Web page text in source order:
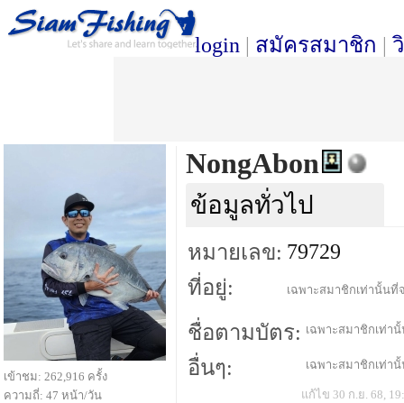
login | สมัครสมาชิก |
NongAbon
ข้อมูลทั่วไป
หมายเลข: 79729
ที่อยู่:
เฉพาะสมาชิกเท่านั้นที่
ชื่อตามบัตร: เฉพาะสมาชิกเท่า
อื่นๆ: เฉพาะสมาชิกเท่า
แก้ไข 30 ก.ย. 68,
เข้าชม: 262,916 ครั้ง
ความถี่: 47 หน้า/วัน